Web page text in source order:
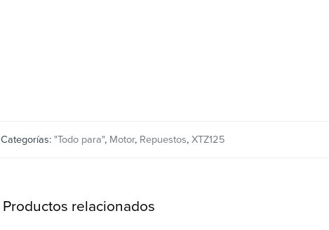
Categorías: "Todo para", Motor, Repuestos, XTZ125
Productos relacionados